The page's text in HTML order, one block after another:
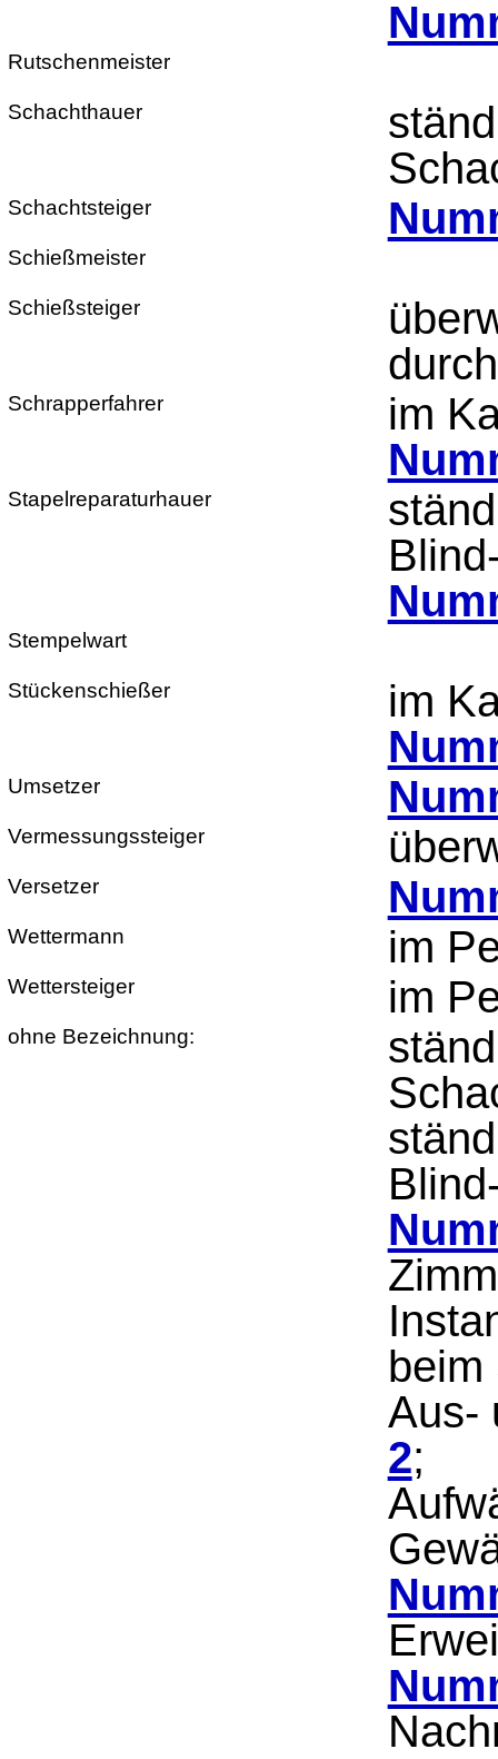
Rutschenmeister
Schachthauer
Schachtsteiger
Schießmeister
Schießsteiger
Schrapperfahrer
im
Stapelreparaturhauer
Stempelwart
Stückenschießer
im
Umsetzer
Vermessungssteiger
Versetzer
Wettermann im
Wettersteiger im
ohne Bezeichnung:
Aus-
2;